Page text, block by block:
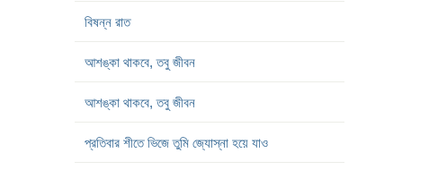
বিষন্ন রাত
আশঙ্কা থাকবে, তবু জীবন
আশঙ্কা থাকবে, তবু জীবন
প্রতিবার শীতে ভিজে তুমি জ্যোস্না হয়ে যাও